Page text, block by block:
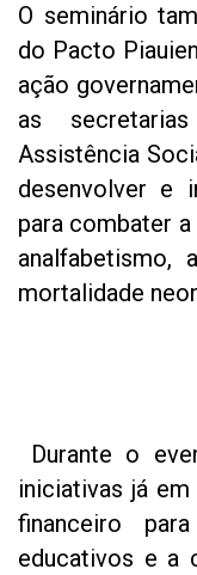
O seminário
do Pacto
ação
as
Assistência
desenvolver e
para combater
mortalidade
Durante o
iniciativas já
financeiro
educativos e a